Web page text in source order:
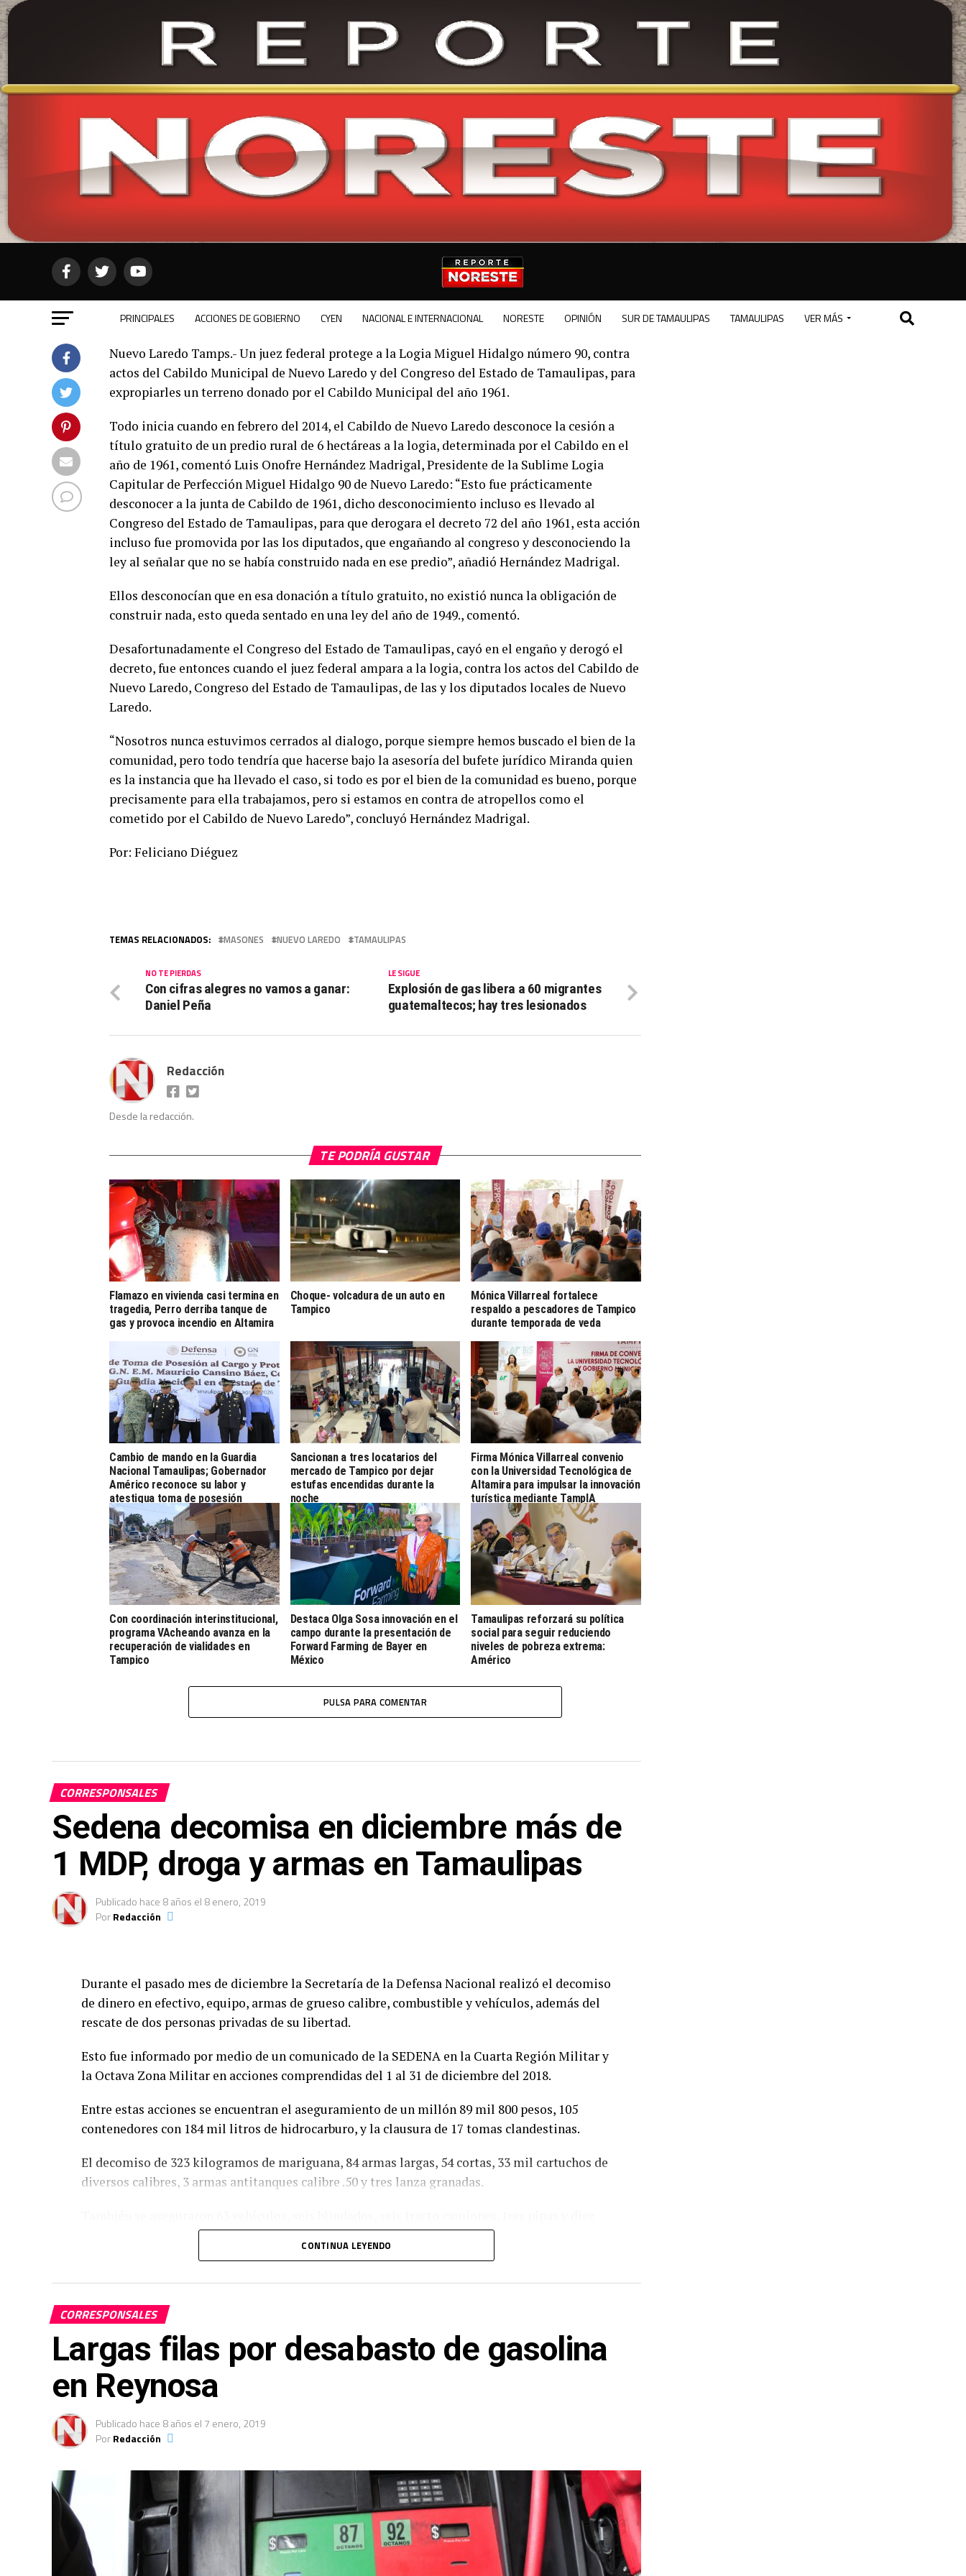
PRINCIPALES ACCIONES DE GOBIERNO CYEN NACIONAL E INTERNACIONAL NORESTE OPINIÓN SUR DE TAMAULIPAS TAMAULIPAS VER MÁS
Nuevo Laredo Tamps.- Un juez federal protege a la Logia Miguel Hidalgo número 90, contra
actos del Cabildo Municipal de Nuevo Laredo y del Congreso del Estado de Tamaulipas, para
expropiarles un terreno donado por el Cabildo Municipal del año 1961.
Todo inicia cuando en febrero del 2014, el Cabildo de Nuevo Laredo desconoce la cesión a
título gratuito de un predio rural de 6 hectáreas a la logia, determinada por el Cabildo en el
año de 1961, comentó Luis Onofre Hernández Madrigal, Presidente de la Sublime Logia
Capitular de Perfección Miguel Hidalgo 90 de Nuevo Laredo: “Esto fue prácticamente
desconocer a la junta de Cabildo de 1961, dicho desconocimiento incluso es llevado al
Congreso del Estado de Tamaulipas, para que derogara el decreto 72 del año 1961, esta acción
incluso fue promovida por las los diputados, que engañando al congreso y desconociendo la
ley al señalar que no se había construido nada en ese predio”, añadió Hernández Madrigal.
Ellos desconocían que en esa donación a título gratuito, no existió nunca la obligación de
construir nada, esto queda sentado en una ley del año de 1949., comentó.
Desafortunadamente el Congreso del Estado de Tamaulipas, cayó en el engaño y derogó el
decreto, fue entonces cuando el juez federal ampara a la logia, contra los actos del Cabildo de
Nuevo Laredo, Congreso del Estado de Tamaulipas, de las y los diputados locales de Nuevo
Laredo.
“Nosotros nunca estuvimos cerrados al dialogo, porque siempre hemos buscado el bien de la
comunidad, pero todo tendría que hacerse bajo la asesoría del bufete jurídico Miranda quien
es la instancia que ha llevado el caso, si todo es por el bien de la comunidad es bueno, porque
precisamente para ella trabajamos, pero si estamos en contra de atropellos como el
cometido por el Cabildo de Nuevo Laredo”, concluyó Hernández Madrigal.
Por: Feliciano Diéguez
TEMAS RELACIONADOS: MASONES NUEVO LAREDO TAMAULIPAS
LE SIGUE
Explosión de gas libera a 60 migrantes
guatemaltecos; hay tres lesionados
NO TE PIERDAS
Con cifras alegres no vamos a ganar:
Daniel Peña
Redacción
Desde la redacción.
TE PODRÍA GUSTAR
Flamazo en vivienda casi termina en
tragedia, Perro derriba tanque de
gas y provoca incendio en Altamira
Choque- volcadura de un auto en
Tampico
Mónica Villarreal fortalece
respaldo a pescadores de Tampico
durante temporada de veda
Cambio de mando en la Guardia
Nacional Tamaulipas; Gobernador
Américo reconoce su labor y
atestigua toma de posesión
Sancionan a tres locatarios del
mercado de Tampico por dejar
estufas encendidas durante la
noche
Firma Mónica Villarreal convenio
con la Universidad Tecnológica de
Altamira para impulsar la innovación
turística mediante TampIA
Con coordinación interinstitucional,
programa VAcheando avanza en la
recuperación de vialidades en
Tampico
Destaca Olga Sosa innovación en el
campo durante la presentación de
Forward Farming de Bayer en
México
Tamaulipas reforzará su política
social para seguir reduciendo
niveles de pobreza extrema:
Américo
PULSA PARA COMENTAR
CORRESPONSALES
Sedena decomisa en diciembre más de
1 MDP, droga y armas en Tamaulipas
Publicado hace 8 años el 8 enero, 2019
PorRedacción
Durante el pasado mes de diciembre la Secretaría de la Defensa Nacional realizó el decomiso
de dinero en efectivo, equipo, armas de grueso calibre, combustible y vehículos, además del
rescate de dos personas privadas de su libertad.
Esto fue informado por medio de un comunicado de la SEDENA en la Cuarta Región Militar y
la Octava Zona Militar en acciones comprendidas del 1 al 31 de diciembre del 2018.
Entre estas acciones se encuentran el aseguramiento de un millón 89 mil 800 pesos, 105
contenedores con 184 mil litros de hidrocarburo, y la clausura de 17 tomas clandestinas.
El decomiso de 323 kilogramos de mariguana, 84 armas largas, 54 cortas, 33 mil cartuchos de
diversos calibres, 3 armas antitanques calibre .50 y tres lanza granadas.
el rescate de dos personas privadas de su libertad
foto: archivo.
CONTINUA LEYENDO
CORRESPONSALES
Largas filas por desabasto de gasolina
en Reynosa
Publicado hace 8 años el 7 enero, 2019
PorRedacción